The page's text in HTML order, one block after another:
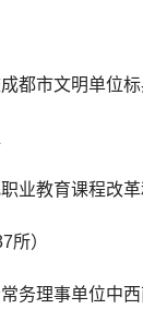
都市文明单位
业教育课程改
所）
务理事单位中